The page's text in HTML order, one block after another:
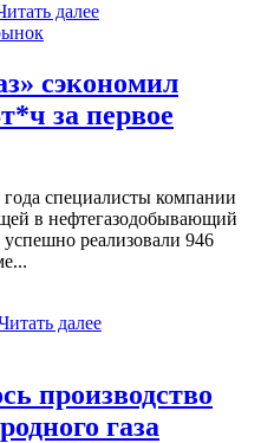
далее
сэкономил
за первое
специалисты компании
в нефтегазодобывающий
реализовали 946
далее
производство
газа